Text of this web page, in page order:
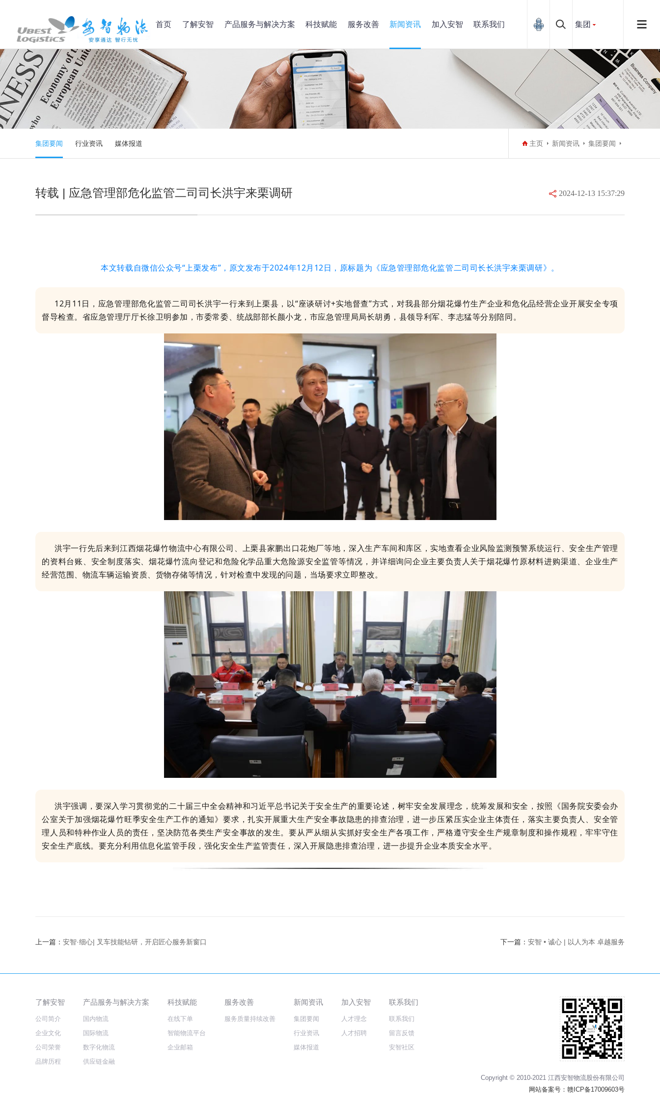
首页 了解安智 产品服务与解决方案 科技赋能 服务改善 新闻资讯 加入安智 联系我们 集团
集团要闻 行业资讯 媒体报道 主页 新闻资讯 集团要闻
转载 | 应急管理部危化监管二司司长洪宇来栗调研 2024-12-13 15:37:29
本文转载自微信公众号“上栗发布”，原文发布于2024年12月12日，原标题为《应急管理部危化监管二司司长长洪宇来栗调研》。
12月11日，应急管理部危化监管二司司长洪宇一行来到上栗县，以“座谈研讨+实地督查”方式，对我县部分烟花爆竹生产企业和危化品经营企业开展安全专项
督导检查。省应急管理厅厅长徐卫明参加，市委常委、统战部部长颜小龙，市应急管理局局长胡勇，县领导利军、李志猛等分别陪同。
洪宇一行先后来到江西烟花爆竹物流中心有限公司、上栗县家鹏出口花炮厂等地，深入生产车间和库区，实地查看企业风险监测预警系统运行、安全生产管理
的资料台账、安全制度落实、烟花爆竹流向登记和危险化学品重大危险源安全监管等情况，并详细询问企业主要负责人关于烟花爆竹原材料进购渠道、企业生产
经营范围、物流车辆运输资质、货物存储等情况，针对检查中发现的问题，当场要求立即整改。
洪宇强调，要深入学习贯彻党的二十届三中全会精神和习近平总书记关于安全生产的重要论述，树牢安全发展理念，统筹发展和安全，按照《国务院安委会办
公室关于加强烟花爆竹旺季安全生产工作的通知》要求，扎实开展重大生产安全事故隐患的排查治理，进一步压紧压实企业主体责任，落实主要负责人、安全管
理人员和特种作业人员的责任，坚决防范各类生产安全事故的发生。要从严从细从实抓好安全生产各项工作，严格遵守安全生产规章制度和操作规程，牢牢守住
安全生产底线。要充分利用信息化监管手段，强化安全生产监管责任，深入开展隐患排查治理，进一步提升企业本质安全水平。
上一篇： 安智·细心| 叉车技能钻研，开启匠心服务新窗口 下一篇： 安智 • 诚心 | 以人为本 卓越服务
了解安智
公司简介
企业文化
公司荣誉
品牌历程
产品服务与解决方案
国内物流
国际物流
数字化物流
供应链金融
科技赋能
在线下单
智能物流平台
企业邮箱
服务改善
服务质量持续改善
新闻资讯
集团要闻
行业资讯
媒体报道
加入安智
人才理念
人才招聘
联系我们
联系我们
留言反馈
安智社区
Copyright © 2010-2021 江西安智物流股份有限公司
网站备案号： 赣ICP备17009603号